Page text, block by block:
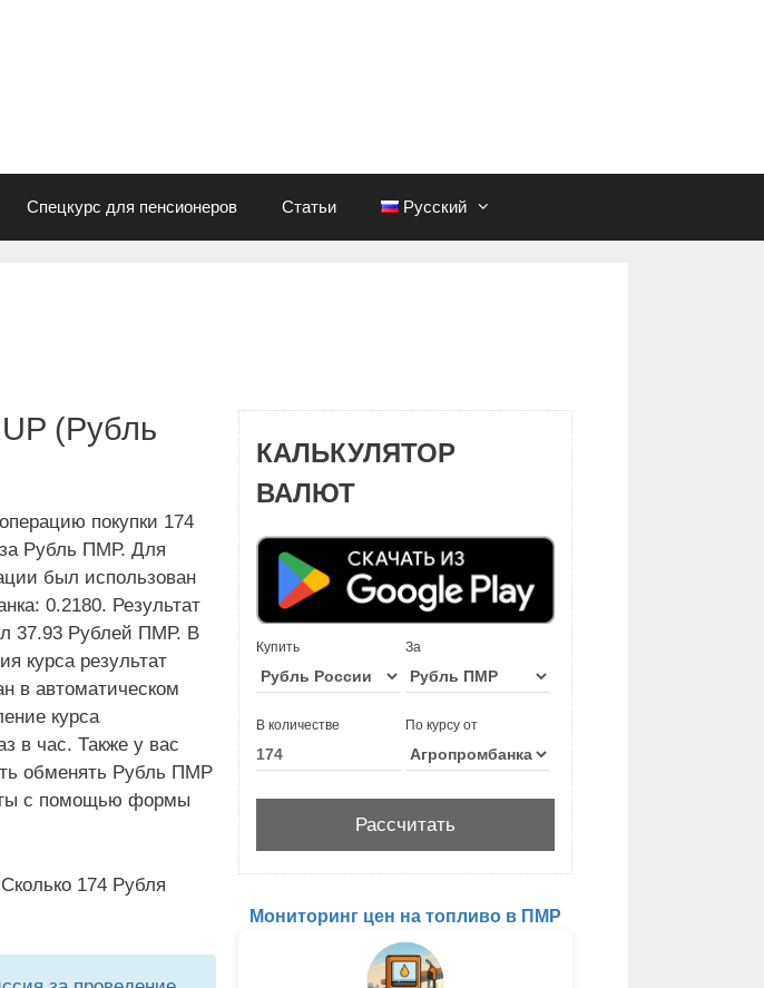
Спецкурс для пенсионеров Статьи Русский
(Рубль
покупки 174
Рубль ПМР. Для
был использован
0.2180. Результат
37.93 Рублей ПМР. В
курса результат
в автоматическом
курса
в час. Также у вас
обменять Рубль ПМР
с помощью формы
174 Рубля
КАЛЬКУЛЯТОР
ВАЛЮТ
Купить За
В количестве По курсу от
Мониторинг цен на топливо в ПМР